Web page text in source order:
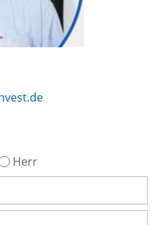
Herr